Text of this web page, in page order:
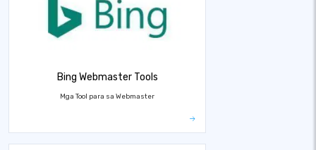
Bing Webmaster Tools
Mga Tool para sa Webmaster